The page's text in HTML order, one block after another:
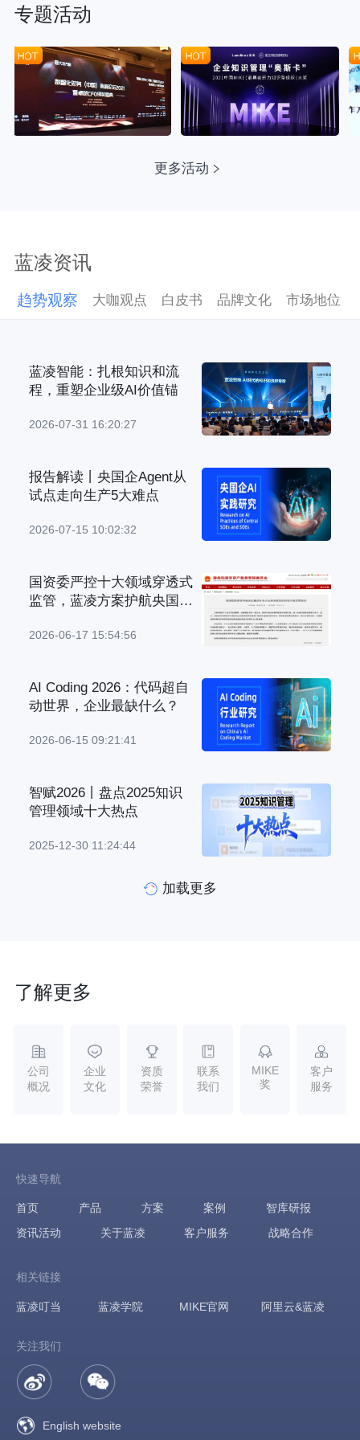
专题活动
更多活动
蓝凌资讯
趋势观察 大咖观点 白皮书 品牌文化 市场地位
蓝凌智能：扎根知识和流
程，重塑企业级AI价值锚
2026-07-31 16:20:27
报告解读丨央国企Agent从
试点走向生产5大难点
2026-07-15 10:02:32
国资委严控十大领域穿透式
监管，蓝凌方案护航央国企
2026-06-17 15:54:56
AI Coding 2026：代码超自
动世界，企业最缺什么？
2026-06-15 09:21:41
智赋2026丨盘点2025知识
管理领域十大热点
2025-12-30 11:24:44
加载更多
了解更多
公司
概况
企业
文化
资质
荣誉
联系
我们
MIKE
奖
客户
服务
快速导航
首页 产品 方案 案例
智库研报
资讯活动
关于蓝凌 客户服务 战略合作
相关链接
蓝凌叮当 蓝凌学院 MIKE官网 阿里云&蓝凌
关注我们
English website